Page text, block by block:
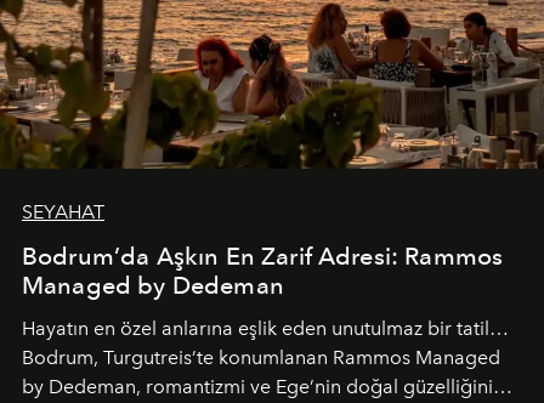
SEYAHAT
Bodrum’da Aşkın En Zarif Adresi: Rammos
Managed by Dedeman
Hayatın en özel anlarına eşlik eden unutulmaz bir tatil…
Bodrum, Turgutreis’te konumlanan Rammos Managed
by Dedeman, romantizmi ve Ege’nin doğal güzelliğini